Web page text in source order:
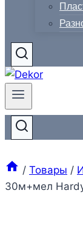
/ Товары /
30м+мел